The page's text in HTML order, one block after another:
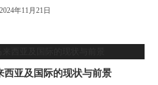
2024年11月21日
西亚及国际的现状与前景